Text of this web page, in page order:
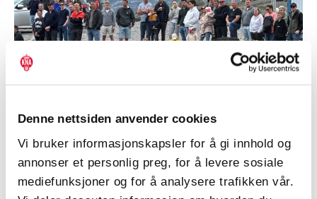
Denne nettsiden anvender cookies
Vi bruker informasjonskapsler for å gi innhold og
annonser et personlig preg, for å levere sosiale
mediefunksjoner og for å analysere trafikken vår.